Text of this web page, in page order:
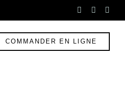
instagram
COMMANDER EN LIGNE